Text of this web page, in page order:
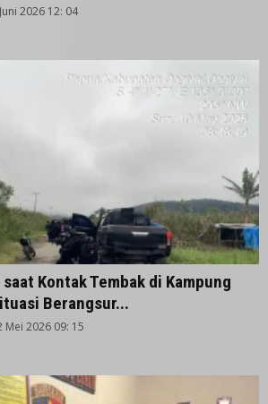
2026 12: 04
Kontak Tembak di Kampung
Berangsur...
Mei 2026 09: 15